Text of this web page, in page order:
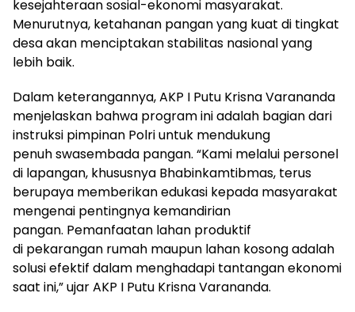
kesejahteraan sosial-ekonomi masyarakat.
Menurutnya, ketahanan pangan yang kuat di tingkat
desa akan menciptakan stabilitas nasional yang
lebih baik.
Dalam keterangannya, AKP I Putu Krisna Varananda
menjelaskan bahwa program ini adalah bagian dari
instruksi pimpinan Polri untuk mendukung
penuh swasembada pangan. “Kami melalui personel
di lapangan, khususnya Bhabinkamtibmas, terus
berupaya memberikan edukasi kepada masyarakat
mengenai pentingnya kemandirian
pangan. Pemanfaatan lahan produktif
di pekarangan rumah maupun lahan kosong adalah
solusi efektif dalam menghadapi tantangan ekonomi
saat ini,” ujar AKP I Putu Krisna Varananda.